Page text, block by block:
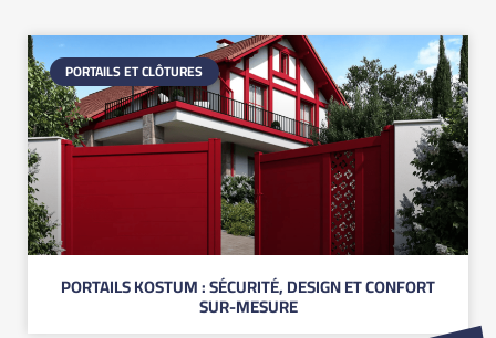
PORTAILS ET CLÔTURES
PORTAILS KOSTUM : SÉCURITÉ, DESIGN ET CONFORT
SUR-MESURE